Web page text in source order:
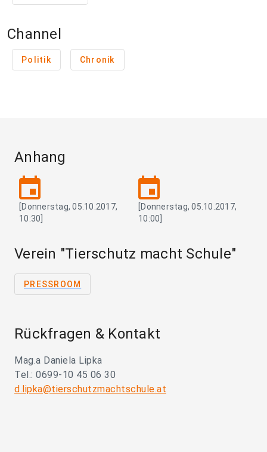
Channel
Politik Chronik
Anhang
event
[Donnerstag, 05.10.2017,
10:30]
event
[Donnerstag, 05.10.2017,
10:00]
Verein "Tierschutz macht Schule"
PRESSROOM
Rückfragen & Kontakt
Mag.a Daniela Lipka
Tel.: 0699-10 45 06 30
d.lipka@tierschutzmachtschule.at